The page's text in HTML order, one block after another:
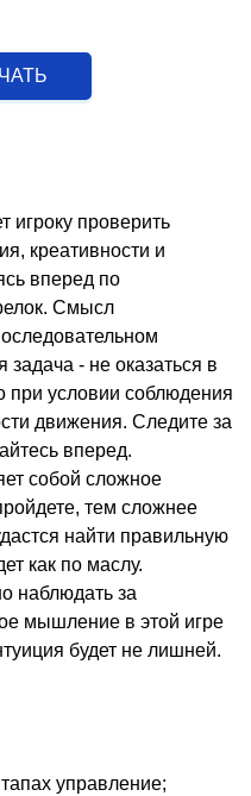
игроку проверить
креативности и
вперед по
Смысл
- не оказаться в
при условии соблюдения
движения. Следите за
вперед.
собой сложное
тем сложнее
найти правильную
как по маслу.
наблюдать за
мышление в этой игре
будет не лишней.
управление;